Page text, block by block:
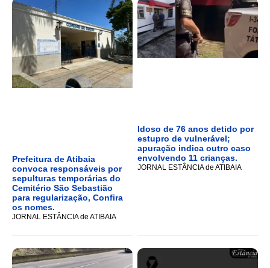
Prefeitura de Atibaia
convoca responsáveis por
sepulturas temporárias do
Cemitério São Sebastião
para regularização, Confira
os nomes.
JORNAL ESTÂNCIA de ATIBAIA
Idoso de 76 anos detido por
estupro de vulnerável;
apuração indica outro caso
envolvendo 11 crianças.
JORNAL ESTÂNCIA de ATIBAIA